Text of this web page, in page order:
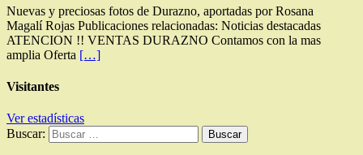
Nuevas y preciosas fotos de Durazno, aportadas por Rosana
Magalí Rojas Publicaciones relacionadas: Noticias destacadas
ATENCION !! VENTAS DURAZNO Contamos con la mas
amplia Oferta […]
Visitantes
Ver estadísticas
Buscar: